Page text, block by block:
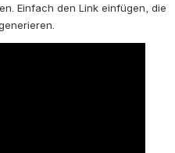
Einfach den Link einfügen, die